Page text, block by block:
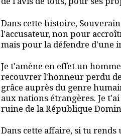
Dans cette histoire,
l'accusateur, non pour
mais pour la défendre d'une
Je t'amène en effet un
recouvrer l'honneur perdu
grâce auprès du genre
aux nations étrangères. Je
ruine de la République
Dans cette affaire, si tu